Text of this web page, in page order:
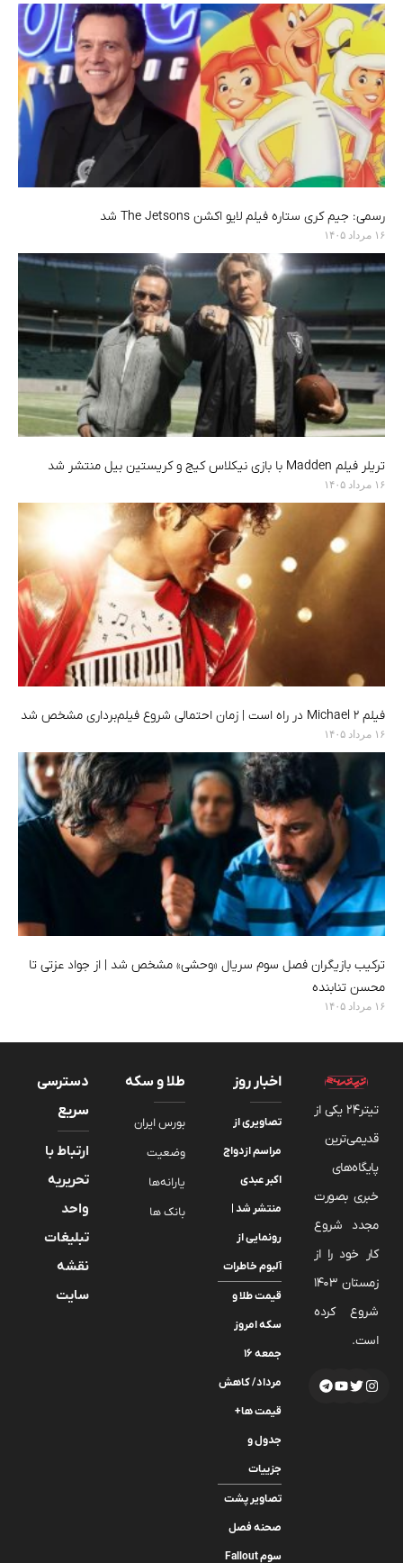
رسمی: جیم کری ستاره فیلم لایو اکشن The Jetsons شد
۱۶ مرداد ۱۴۰۵
تریلر فیلم Madden با بازی نیکلاس کیج و کریستین بیل منتشر شد
۱۶ مرداد ۱۴۰۵
فیلم Michael 2 در راه است | زمان احتمالی شروع فیلم‌برداری مشخص شد
۱۶ مرداد ۱۴۰۵
ترکیب بازیگران فصل سوم سریال «وحشی» مشخص شد | از جواد عزتی تا
محسن تنابنده
۱۶ مرداد ۱۴۰۵
تیتر24 یکی از
قدیمی‌ترین
پایگاه‌های
خبری بصورت
مجدد شروع
کار خود را از
زمستان 1403
شروع کرده
است.
اخبار روز
تصاویری از
مراسم ازدواج
اکبر عبدی
منتشر شد |
رونمایی از
آلبوم خاطرات
قیمت طلا و
سکه امروز
جمعه ۱۶
مرداد/ کاهش
قیمت ها+
جدول و
جزییات
تصاویر پشت
صحنه فصل
سوم Fallout
طلا و سکه
بورس ایران
وضعیت
یارانه‌ها
بانک ها
دسترسی
سریع
ارتباط با
تحریریه
واحد
تبلیغات
نقشه
سایت